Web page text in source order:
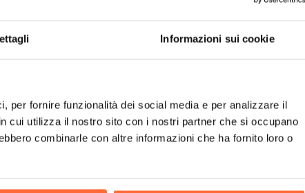
Informazioni sui cookie
per fornire funzionalità dei social media e per analizzare il
cui utilizza il nostro sito con i nostri partner che si occupano
combinarle con altre informazioni che ha fornito loro o
la crescita della tua azienda. Affidati a noi per
risolvere le tue sfide aziendali. Ti invitiamo a
verso una
trasformazione digitaledi